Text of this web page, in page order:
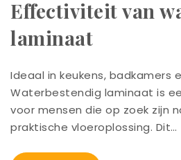
Effectiviteit van
laminaat
Ideaal in keukens, badkamers
Waterbestendig laminaat is
voor mensen die op zoek zijn
praktische vloeroplossing. Dit…